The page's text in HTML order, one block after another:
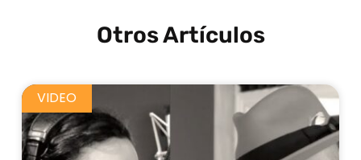
Otros Artículos
VIDEO